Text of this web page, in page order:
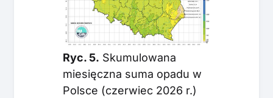
Ryc. 5. Skumulowana
miesięczna suma opadu w
Polsce (czerwiec 2026 r.)